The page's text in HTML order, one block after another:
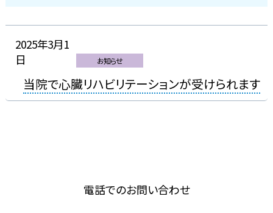
2025年3月1
日
お知らせ
当院で心臓リハビリテーションが受けられます
電話でのお問い合わせ